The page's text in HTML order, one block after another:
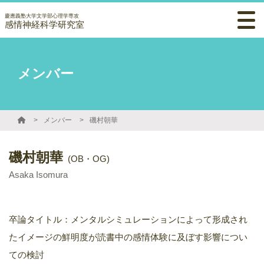
慶應義塾大学文学部心理学専攻
感情神経科学研究室
メンバー
メンバー 磯村朝華
磯村朝華 (OB・OG)
Asaka Isomura
卒論タイトル：メンタルシミュレーションによって形成され
たイメージの鮮明度が読書中の感情体験に及ぼす影響につい
ての検討